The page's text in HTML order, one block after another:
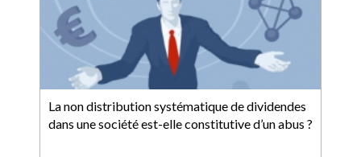
La non distribution systématique de dividendes
dans une société est-elle constitutive d’un abus ?